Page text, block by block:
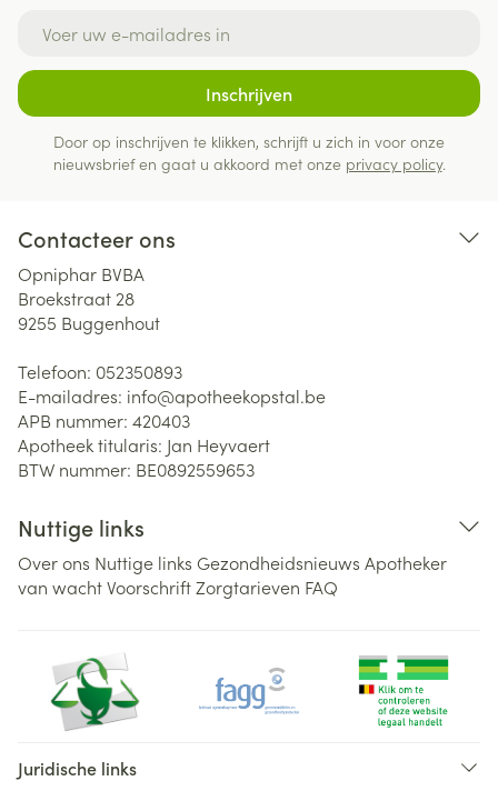
Inschrijven
Door op inschrijven te klikken, schrijft u zich in voor onze
nieuwsbrief en gaat u akkoord met onze privacy policy.
Contacteer ons
Opniphar BVBA
Broekstraat 28
9255 Buggenhout
Telefoon: 052350893
E-mailadres: info@apotheekopstal.be
APB nummer: 420403
Apotheek titularis: Jan Heyvaert
BTW nummer: BE0892559653
Nuttige links
Over ons Nuttige links Gezondheidsnieuws Apotheker
van wachtVoorschriftZorgtarieven FAQ
Juridische links